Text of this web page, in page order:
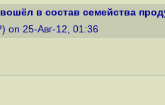
в состав семейства
on 25-Авг-12, 01:36